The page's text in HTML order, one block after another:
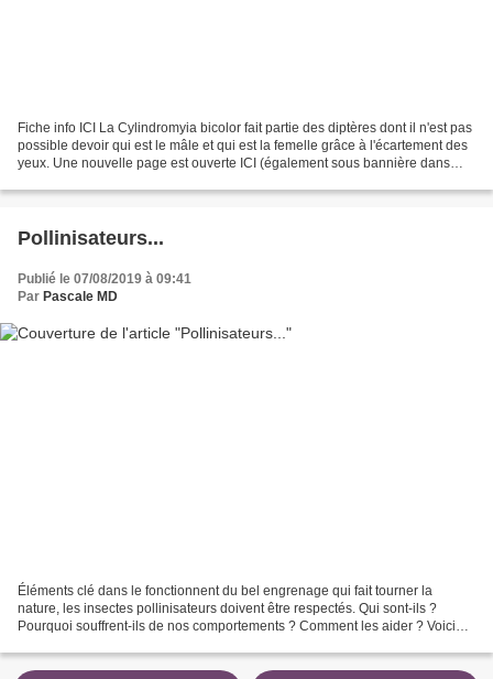
Fiche info ICI La Cylindromyia bicolor fait partie des diptères dont il n'est pas
possible devoir qui est le mâle et qui est la femelle grâce à l'écartement des
yeux. Une nouvelle page est ouverte ICI (également sous bannière dans
Pollinisateurs...
Publié le 07/08/2019 à 09:41
Par Pascale MD
Éléments clé dans le fonctionnent du bel engrenage qui fait tourner la
nature, les insectes pollinisateurs doivent être respectés. Qui sont-ils ?
Pourquoi souffrent-ils de nos comportements ? Comment les aider ? Voici